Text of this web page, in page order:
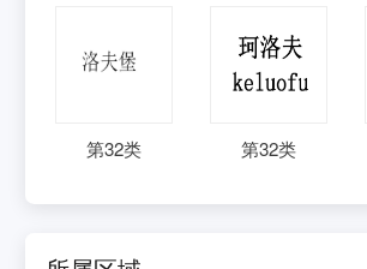
第32类 第32类